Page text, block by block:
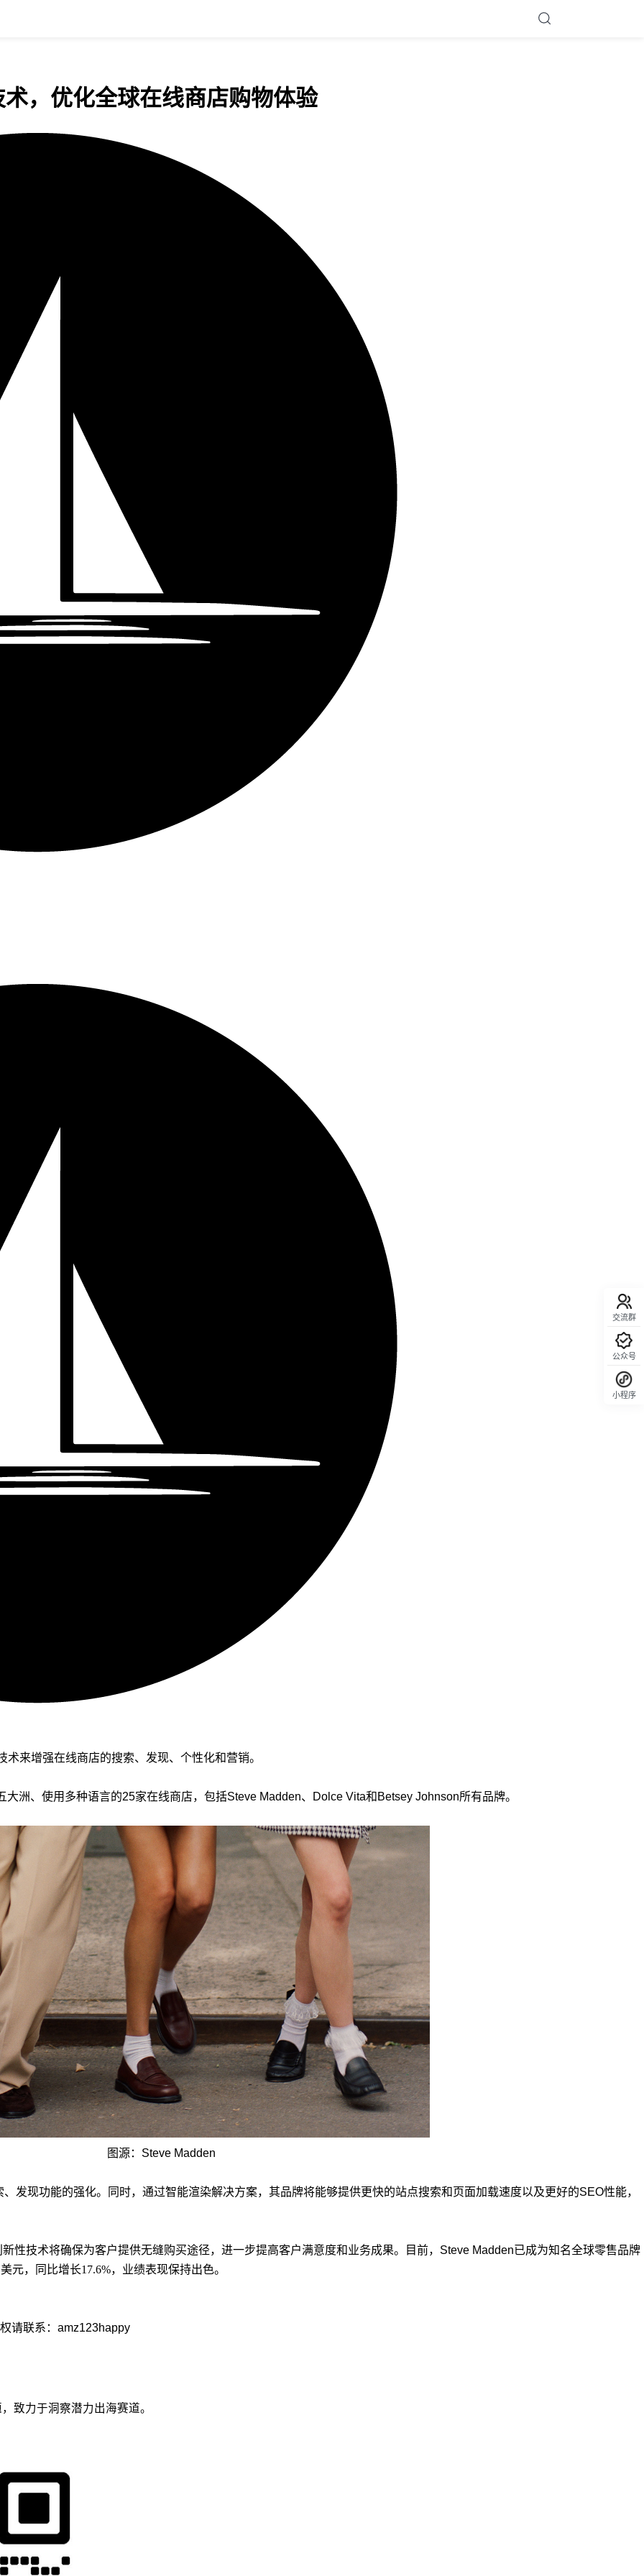
，优化全球在线商店购物体验
术来增强在线商店的搜索、发现、个性化和营销。
洲、使用多种语言的25家在线商店，包括Steve Madden、Dolce Vita和Betsey Johnson所有品牌。
图源：Steve Madden
发现功能的强化。同时，通过智能渲染解决方案，其品牌将能够提供更快的站点搜索和页面加载速度以及更好的SEO性能，
性技术将确保为客户提供无缝购买途径，进一步提高客户满意度和业务成果。目前，Steve Madden已成为知名全球零售品牌
元，同比增长17.6%，业绩表现保持出色。
请联系：amz123happy
致力于洞察潜力出海赛道。
交流群
公众号
小程序